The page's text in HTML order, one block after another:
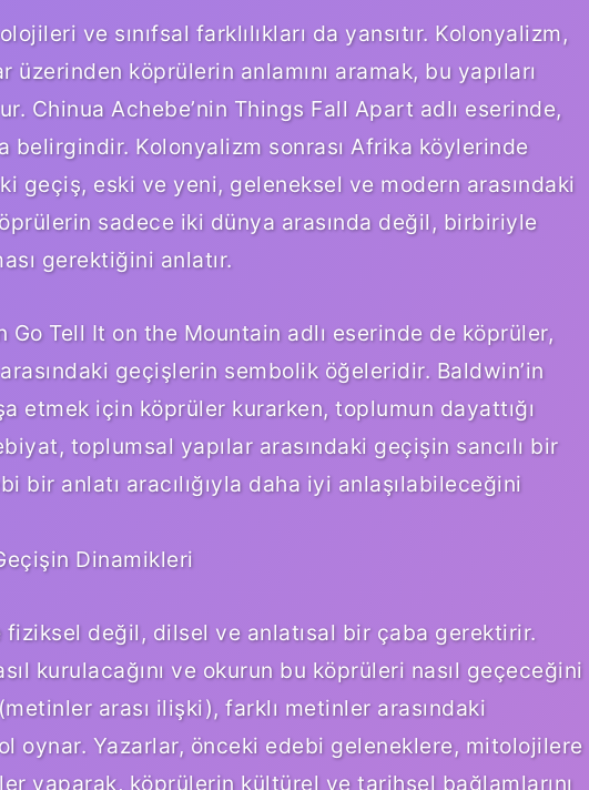
ve sınıfsal farklılıkları da yansıtır. Kolonyalizm,
üzerinden köprülerin anlamını aramak, bu yapıları
Chinua Achebe’nin Things Fall Apart adlı eserinde,
belirgindir. Kolonyalizm sonrası Afrika köylerinde
geçiş, eski ve yeni, geleneksel ve modern arasındaki
sadece iki dünya arasında değil, birbiriyle
gerektiğini anlatır.
Go Tell It on the Mountain adlı eserinde de köprüler,
arasındaki geçişlerin sembolik öğeleridir. Baldwin’in
etmek için köprüler kurarken, toplumun dayattığı
toplumsal yapılar arasındaki geçişin sancılı bir
bir anlatı aracılığıyla daha iyi anlaşılabileceğini
Dinamikleri
değil, dilsel ve anlatısal bir çaba gerektirir.
kurulacağını ve okurun bu köprüleri nasıl geçeceğini
arası ilişki), farklı metinler arasındaki
oynar. Yazarlar, önceki edebi geleneklere, mitolojilere
yaparak, köprülerin kültürel ve tarihsel bağlamlarını